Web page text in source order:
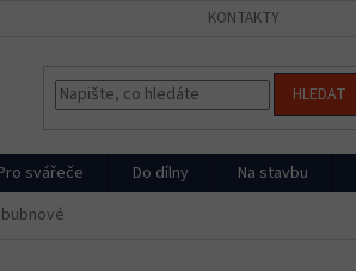
KONTAKTY
HLEDAT
svářeče Do dílny Na stavbu